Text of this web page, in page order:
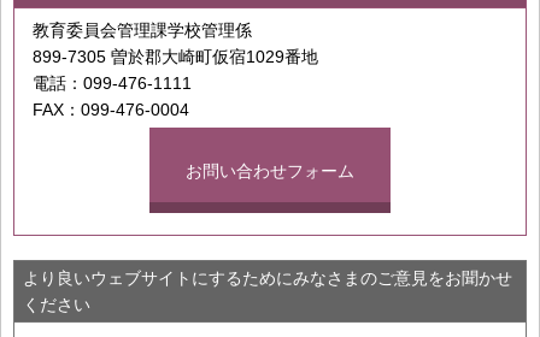
教育委員会管理課学校管理係
899-7305 曽於郡大崎町仮宿1029番地
電話：099-476-1111
FAX：099-476-0004
お問い合わせフォーム
より良いウェブサイトにするためにみなさまのご意見をお聞かせ
ください